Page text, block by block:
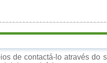
de contactá-lo através do